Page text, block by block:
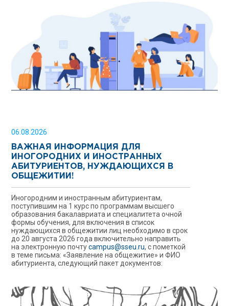
06.08.2026
ВАЖНАЯ ИНФОРМАЦИЯ ДЛЯ
ИНОГОРОДНИХ И ИНОСТРАННЫХ
АБИТУРИЕНТОВ, НУЖДАЮЩИХСЯ В
ОБЩЕЖИТИИ!
Иногородним и иностранным абитуриентам,
поступившим на 1 курс по программам высшего
образования бакалавриата и специалитета очной
формы обучения, для включения в список
нуждающихся в общежитии лиц необходимо в срок
до 20 августа 2026 года включительно направить
на электронную почтуcampus@sseu.ru, с пометкой
в теме письма: «Заявление на общежитие» и ФИО
абитуриента, следующий пакет документов: